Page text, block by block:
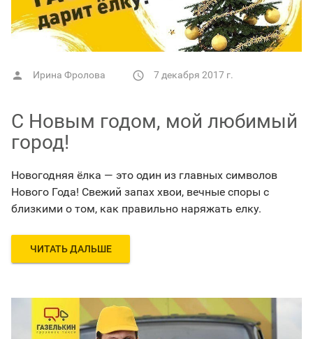
 Ирина Фролова  7 декабря 2017 г.
С Новым годом, мой любимый
город!
Новогодняя ёлка — это один из главных символов
Нового Года! Свежий запах хвои, вечные споры с
близкими о том, как правильно наряжать елку.
ЧИТАТЬ ДАЛЬШЕ